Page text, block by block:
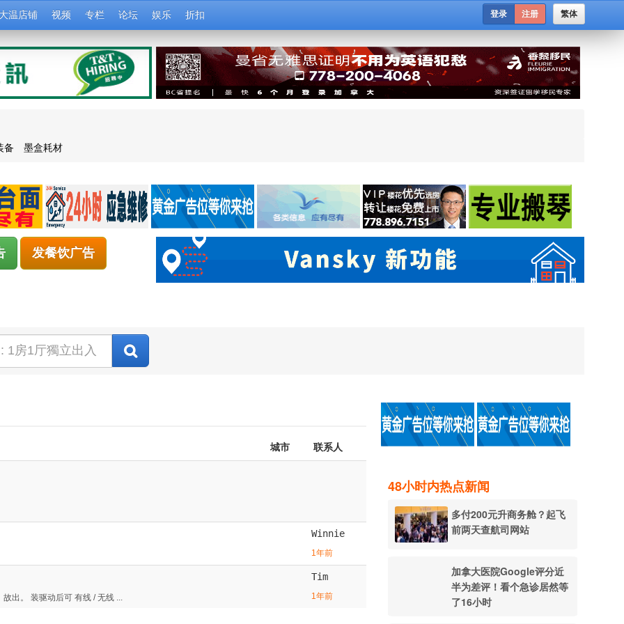
温店铺 视频 专栏 论坛 娱乐 折扣 繁体
登录 注册
备 墨盒耗材
发餐饮广告
城市 联系人
Winnie
1年前
出。 装驱动后可 有线 / 无线 ...
Tim
1年前
48小时内热点新闻
多付200元升商务舱？起飞
前两天查航司网站
加拿大医院Google评分近
半为差评！看个急诊居然等
了16小时